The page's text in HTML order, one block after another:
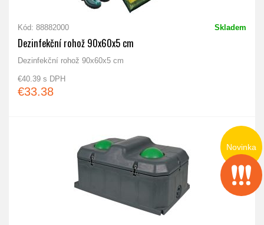
Kód: 88882000 Skladem
Dezinfekční rohož 90x60x5 cm
Dezinfekční rohož 90x60x5 cm
€40.39 s DPH
€33.38
Novinka